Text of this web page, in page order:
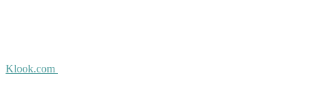
Klook.com